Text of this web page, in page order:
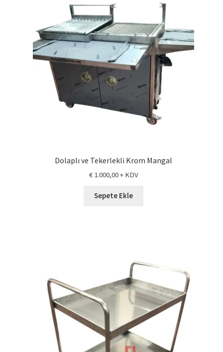
Dolaplı ve Tekerlekli Krom Mangal
€1.000,00+ KDV
Sepete Ekle